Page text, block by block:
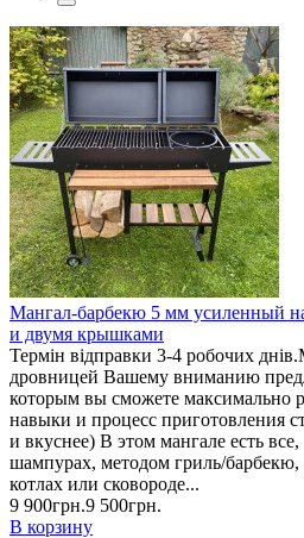
Мангал-барбекю 5 мм усиленный
и двумя крышками
Термін відправки 3-4 робочих
дровницей Вашему вниманию
которым вы сможете максимально
навыки и процесс приготовления
и вкуснее) В этом мангале есть
шампурах, методом гриль/барбекю,
котлах или сковороде...
9 900грн.9 500грн.
В корзину